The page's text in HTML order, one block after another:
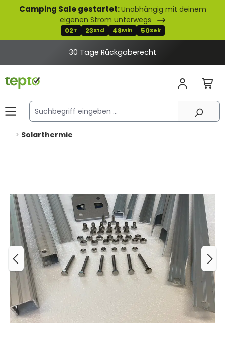
springen
Camping Sale gestartet:Unabhängig mit deinem
eigenen Strom unterwegs
02T 23Std 48Min 50Sek
30 Tage Rückgaberecht
Solarthermie